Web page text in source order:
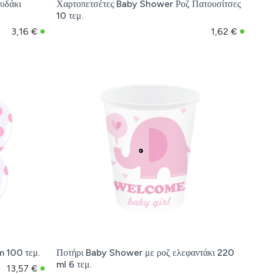
3,16 €
Χαρτοπετσέτες Baby Shower Ροζ Πατουσίτσες
10 τεμ.
1,62 €
100 τεμ.
13,57 €
Ποτήρι Baby Shower με ροζ ελεφαντάκι 220
ml 6 τεμ.